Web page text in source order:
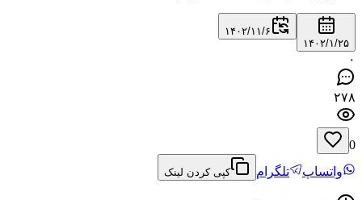
۱۴۰۲/۱/۲۵
۱۴۰۲/۱۱/۶
۰
۲۷۸
0
واتساپ
تلگرام کپی کردن لینک